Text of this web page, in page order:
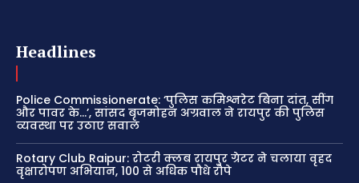
Headlines
Police Commissionerate: ‘पुलिस कमिश्नरेट बिना दांत, सींग
और पावर के…’, सांसद बृजमोहन अग्रवाल ने रायपुर की पुलिस
व्यवस्था पर उठाए सवाल
Rotary Club Raipur: रोटरी क्लब रायपुर ग्रेटर ने चलाया वृहद
वृक्षारोपण अभियान, 100 से अधिक पौधे रोपे